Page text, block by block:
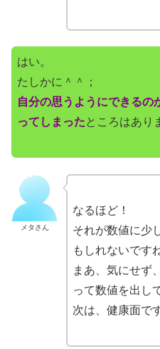
はい。
たしかに＾＾；
自分の思うようにできるの
ってしまったところはあり
メタさん
なるほど！
それが数値に少
もしれないです
まあ、気にせず
って数値を出し
次は、健康面で